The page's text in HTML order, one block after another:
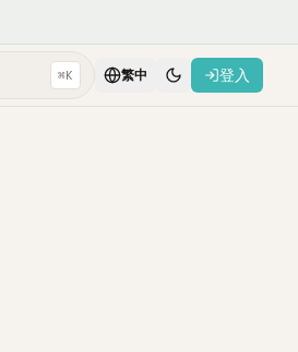
⌘K 繁中 登入